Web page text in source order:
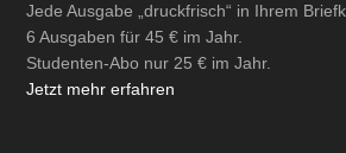
Jede Ausgabe „druckfrisch“ in Ihrem
6 Ausgaben für 45 € im Jahr.
Studenten-Abo nur 25 € im Jahr.
Jetzt mehr erfahren